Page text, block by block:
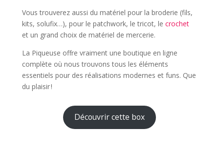
Vous trouverez aussi du matériel pour la broderie (fils,
kits, solufix…), pour le patchwork, le tricot, le crochet
et un grand choix de matériel de mercerie.
La Piqueuse offre vraiment une boutique en ligne
complète où nous trouvons tous les éléments
essentiels pour des réalisations modernes et funs. Que
du plaisir !
Découvrir cette box